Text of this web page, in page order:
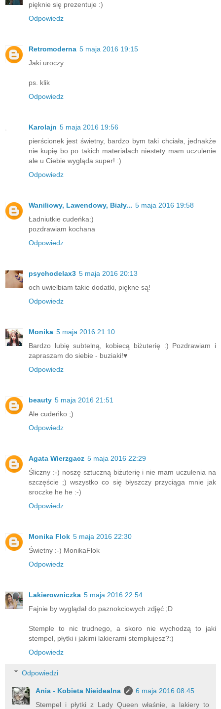
pięknie się prezentuje :)
Odpowiedz
Retromoderna 5 maja 2016 19:15
Jaki uroczy.
ps. klik
Odpowiedz
Karolajn 5 maja 2016 19:56
pierścionek jest świetny, bardzo bym taki chciała, jednakże
nie kupię bo po takich materiałach niestety mam uczulenie
ale u Ciebie wygląda super! :)
Odpowiedz
Waniliowy, Lawendowy, Biały... 5 maja 2016 19:58
Ładniutkie cudeńka:)
pozdrawiam kochana
Odpowiedz
psychodelax3 5 maja 2016 20:13
och uwielbiam takie dodatki, piękne są!
Odpowiedz
Monika 5 maja 2016 21:10
Bardzo lubię subtelną, kobiecą biżuterię :) Pozdrawiam i
zapraszam do siebie - buziaki!♥
Odpowiedz
beauty 5 maja 2016 21:51
Ale cudeńko ;)
Odpowiedz
Agata Wierzgacz 5 maja 2016 22:29
Śliczny :-) noszę sztuczną biżuterię i nie mam uczulenia na
szczęście ;) wszystko co się błyszczy przyciąga mnie jak
sroczke he he :-)
Odpowiedz
Monika Flok 5 maja 2016 22:30
Świetny :-) MonikaFlok
Odpowiedz
Lakierowniczka 5 maja 2016 22:54
Fajnie by wyglądał do paznokciowych zdjęć ;D
Stemple to nic trudnego, a skoro nie wychodzą to jaki
stempel, płytki i jakimi lakierami stemplujesz?:)
Odpowiedz
Odpowiedzi
Ania - Kobieta Nieidealna
6 maja 2016 08:45
Stempel i płytki z Lady Queen właśnie, a lakiery to